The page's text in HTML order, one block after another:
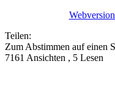
Teilen:
Zum Abstimmen auf einen
7161 Ansichten , 5 Lesen